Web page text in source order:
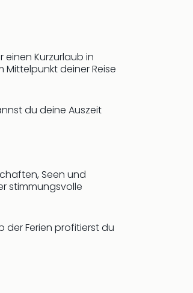
Kurzurlaub in
deiner Reise
du deine Auszeit
Seen und
stimmungsvolle
der Ferien profitierst du